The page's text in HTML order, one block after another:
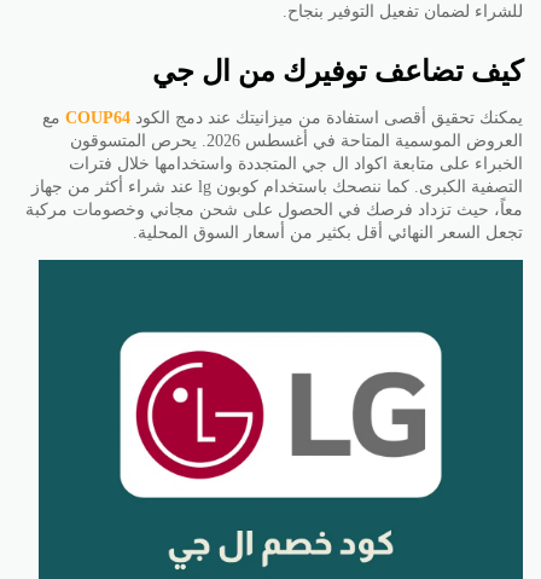
للشراء لضمان تفعيل التوفير بنجاح.
كيف تضاعف توفيرك من ال جي
يمكنك تحقيق أقصى استفادة من ميزانيتك عند دمج الكود COUP64 مع
العروض الموسمية المتاحة في أغسطس 2026. يحرص المتسوقون
الخبراء على متابعة اكواد ال جي المتجددة واستخدامها خلال فترات
التصفية الكبرى. كما ننصحك باستخدام كوبون lg عند شراء أكثر من جهاز
معاً، حيث تزداد فرصك في الحصول على شحن مجاني وخصومات مركبة
تجعل السعر النهائي أقل بكثير من أسعار السوق المحلية.